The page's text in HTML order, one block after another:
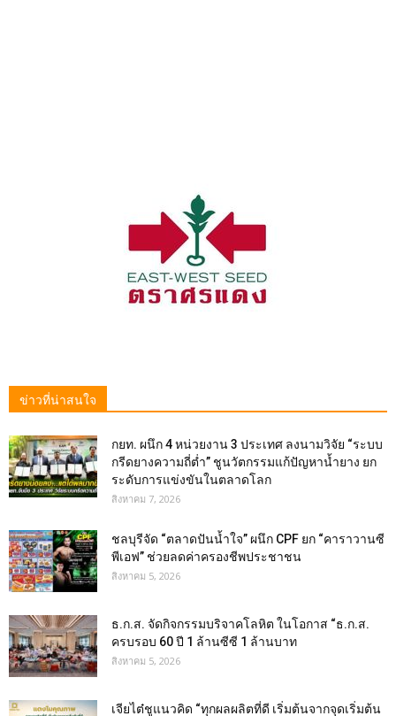
ข่าวที่น่าสนใจ
กยท. ผนึก 4 หน่วยงาน 3 ประเทศ ลงนามวิจัย “ระบบ
กรีดยางความถี่ต่ำ” ชูนวัตกรรมแก้ปัญหาน้ำยาง ยก
ระดับการแข่งขันในตลาดโลก
สิงหาคม 7, 2026
ชลบุรีจัด “ตลาดปันน้ำใจ” ผนึก CPF ยก “คาราวานซี
พีเอฟ” ช่วยลดค่าครองชีพประชาชน
สิงหาคม 5, 2026
ธ.ก.ส. จัดกิจกรรมบริจาคโลหิต ในโอกาส “ธ.ก.ส.
ครบรอบ 60 ปี 1 ล้านซีซี 1 ล้านบาท
สิงหาคม 5, 2026
เจียไต๋ชูแนวคิด “ทุกผลผลิตที่ดี เริ่มต้นจากจุดเริ่มต้น